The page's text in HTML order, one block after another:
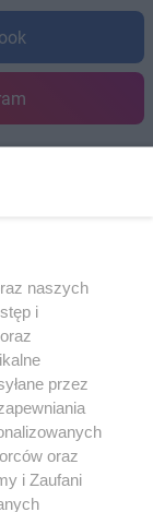
naszych
i
przez
oraz
i Zaufani